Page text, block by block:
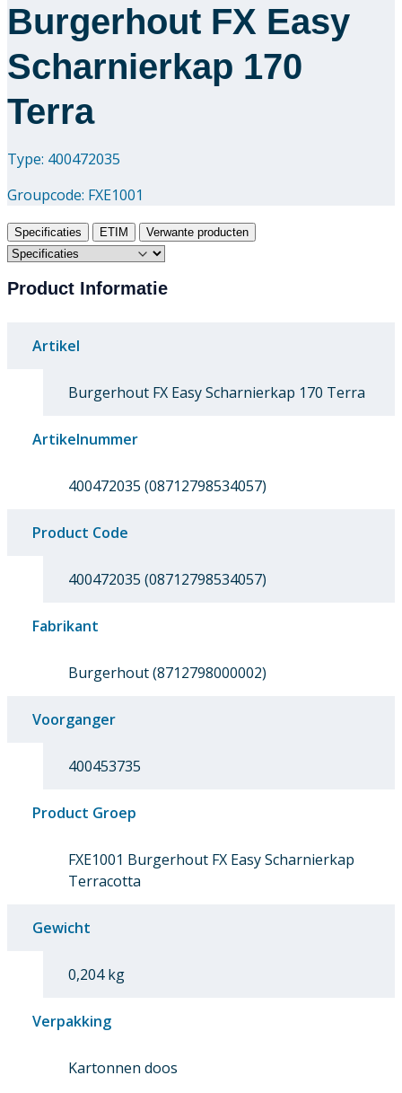
Burgerhout FX Easy
Scharnierkap 170
Terra
Type: 400472035
Groupcode: FXE1001
Specificaties ETIM Verwante producten
Product Informatie
Artikel
Burgerhout FX Easy Scharnierkap 170 Terra
Artikelnummer
400472035 (08712798534057)
Product Code
400472035 (08712798534057)
Fabrikant
Burgerhout (8712798000002)
Voorganger
400453735
Product Groep
FXE1001 Burgerhout FX Easy Scharnierkap
Terracotta
Gewicht
0,204 kg
Verpakking
Kartonnen doos